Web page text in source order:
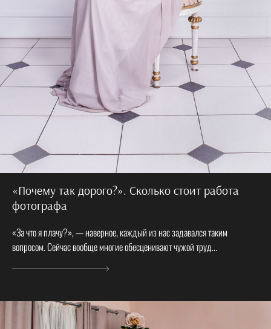
«Почему так дорого?». Сколько стоит работа
фотографа
«За что я плачу?», — наверное, каждый из нас задавался таким
вопросом. Сейчас вообще многие обесценивают чужой труд...